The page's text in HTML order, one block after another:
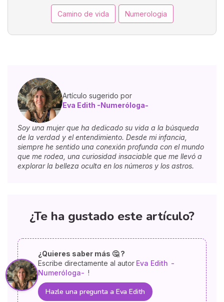
Camino de vida Numerologia
Artículo sugerido por
Eva Edith -Numeróloga-
Soy una mujer que ha dedicado su vida a la búsqueda
de la verdad y el entendimiento. Desde mi infancia,
siempre he sentido una conexión profunda con el mundo
que me rodea, una curiosidad insaciable que me llevó a
explorar la belleza oculta en los números y los astros.
¿Te ha gustado este artículo?
¿Quieres saber más 🤔 ?
Escribe directamente al autor Eva Edith -
Numeróloga- !
Hazle una pregunta a Eva Edith